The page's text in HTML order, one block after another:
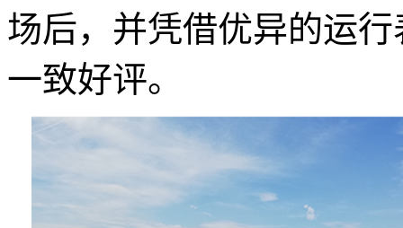
场后，并凭借优异的运
一致好评。